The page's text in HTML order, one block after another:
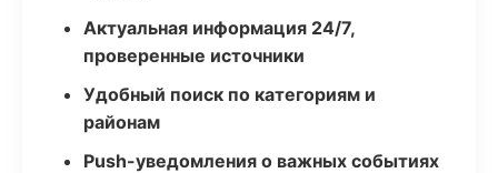
Актуальная информация 24/7,
проверенные источники
Удобный поиск по категориям и
районам
Push-уведомления о важных событиях